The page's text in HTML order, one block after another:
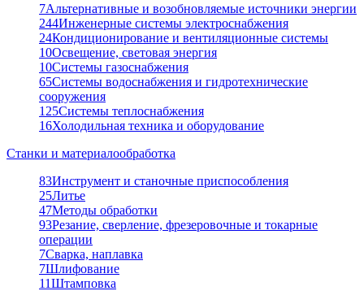
7Альтернативные и возобновляемые источники энергии
244Инженерные системы электроснабжения
24Кондиционирование и вентиляционные системы
10Освещение, световая энергия
10Системы газоснабжения
65Системы водоснабжения и гидротехнические
сооружения
125Системы теплоснабжения
16Холодильная техника и оборудование
Станки и материалообработка
83Инструмент и станочные приспособления
25Литье
47Методы обработки
93Резание, сверление, фрезеровочные и токарные
операции
7Сварка, наплавка
7Шлифование
11Штамповка